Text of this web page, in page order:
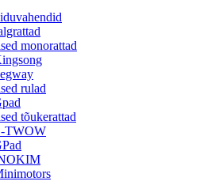
monorattad
rulad
tõukerattad
TWOW